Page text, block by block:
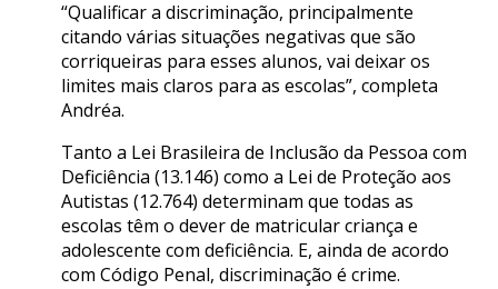
“Qualificar a discriminação, principalmente
citando várias situações negativas que são
corriqueiras para esses alunos, vai deixar os
limites mais claros para as escolas”, completa
Andréa.
Tanto a Lei Brasileira de Inclusão da Pessoa com
Deficiência (13.146) como a Lei de Proteção aos
Autistas (12.764) determinam que todas as
escolas têm o dever de matricular criança e
adolescente com deficiência. E, ainda de acordo
com Código Penal, discriminação é crime.